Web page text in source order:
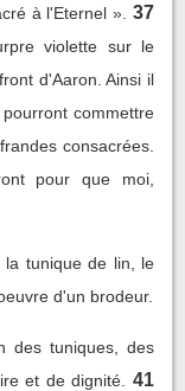
à l'Eternel ». 37
violette sur le
d'Aaron. Ainsi il
commettre
consacrées.
pour que moi,
la tunique de lin, le
d'un brodeur.
des tuniques, des
et de dignité.
41